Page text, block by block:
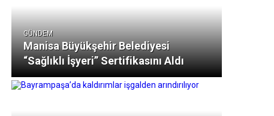
GÜNDEM
Manisa Büyükşehir Belediyesi
“Sağlıklı İşyeri” Sertifikasını Aldı